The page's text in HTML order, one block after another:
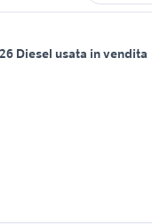
Diesel usata in vendita